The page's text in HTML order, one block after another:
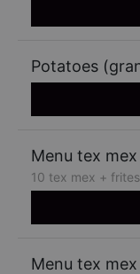
Potatoes
Menu tex mex
10 tex mex +
Menu tex